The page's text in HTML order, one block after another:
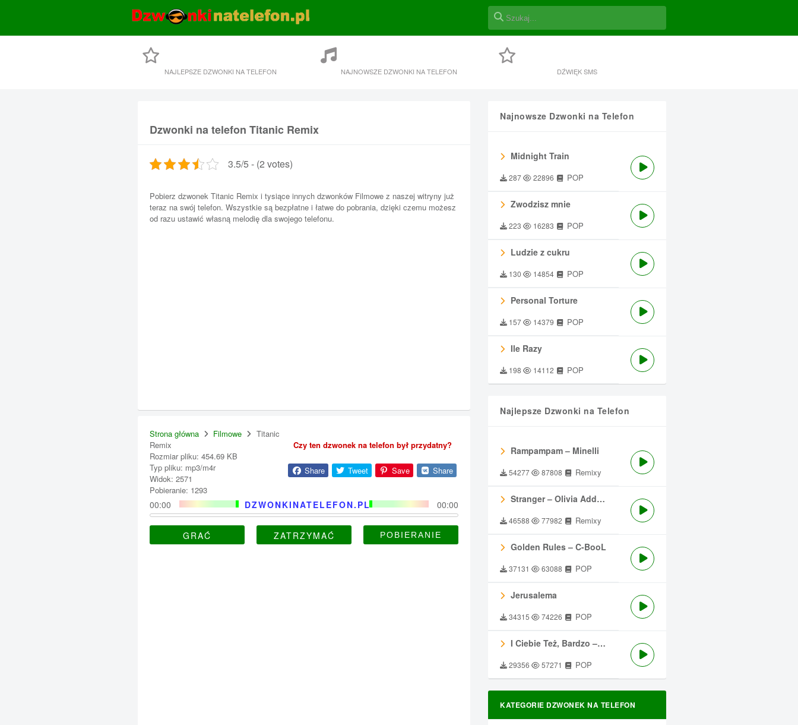
NAJLEPSZE DZWONKI NA TELEFON NAJNOWSZE DZWONKI NA TELEFON DŹWIĘK SMS
Dzwonki na telefon Titanic Remix
3.5/5 - (2 votes)
Pobierz dzwonek Titanic Remix i tysiące innych dzwonków Filmowe z naszej witryny już
teraz na swój telefon. Wszystkie są bezpłatne i łatwe do pobrania, dzięki czemu możesz
od razu ustawić własną melodię dla swojego telefonu.
Strona główna Filmowe
Titanic
Remix
Rozmiar pliku: 454.69 KB
Typ pliku: mp3/m4r
Widok: 2571
Pobieranie: 1293
Czy ten dzwonek na telefon był przydatny?
Share Tweet Save Share
DZWONKINATELEFON.PL
00:00 00:00
GRAĆ ZATRZYMAĆ
Najnowsze Dzwonki na Telefon
Midnight Train
287 22896 POP
Zwodzisz mnie
223 16283 POP
Ludzie z cukru
130 14854 POP
Personal Torture
157 14379 POP
Ile Razy
198 14112 POP
Najlepsze Dzwonki na Telefon
Rampampam – Minelli
54277 87808 Remixy
Stranger – Olivia Addams
46588 77982 Remixy
Golden Rules – C-BooL
37131 63088 POP
Jerusalema
34315 74226 POP
I Ciebie Też, Bardzo – Męskie Granie
29356 57271 POP
KATEGORIE DZWONEK NA TELEFON